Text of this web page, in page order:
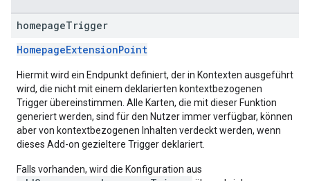
homepageTrigger
HomepageExtensionPoint
Hiermit wird ein Endpunkt definiert, der in Kontexten ausgeführt
wird, die nicht mit einem deklarierten kontextbezogenen
Trigger übereinstimmen. Alle Karten, die mit dieser Funktion
generiert werden, sind für den Nutzer immer verfügbar, können
aber von kontextbezogenen Inhalten verdeckt werden, wenn
dieses Add-on gezieltere Trigger deklariert.
Falls vorhanden, wird die Konfiguration aus